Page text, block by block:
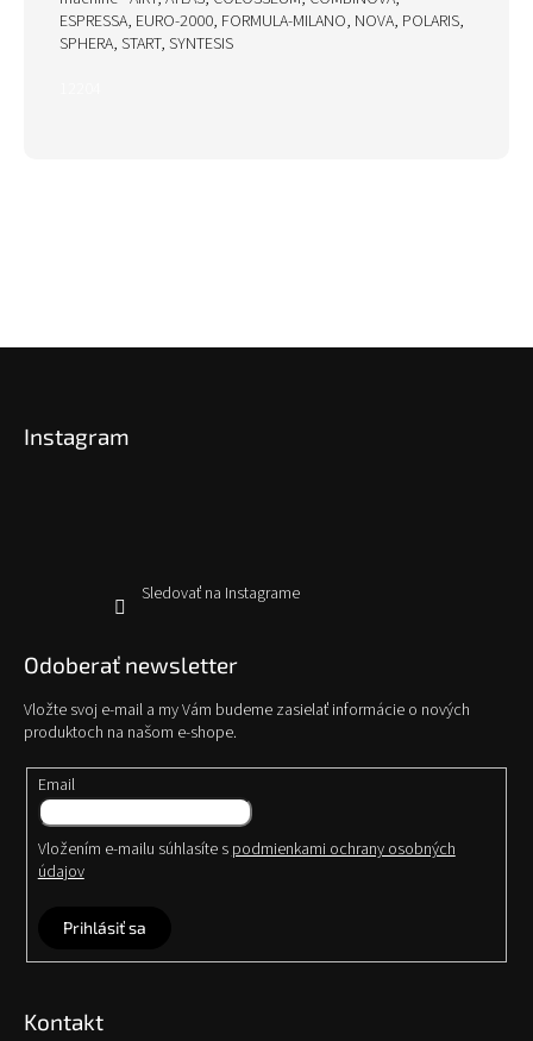
ESPRESSA, EURO-2000, FORMULA-MILANO, NOVA, POLARIS,
SPHERA, START, SYNTESIS
Instagram
Sledovať na Instagrame
Odoberať newsletter
Vložte svoj e-mail a my Vám budeme zasielať informácie o nových
produktoch na našom e-shope.
Email
Vložením e-mailu súhlasíte s podmienkami ochrany osobných
údajov
Prihlásiť sa
Kontakt